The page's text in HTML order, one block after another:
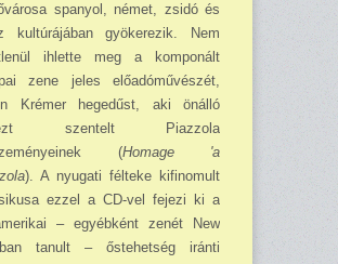
spanyol, német, zsidó és
kultúrájában gyökerezik. Nem
ihlette meg a komponált
zene jeles előadóművészét,
Krémer hegedűst, aki önálló
szentelt Piazzola
(Homage 'a
). A nyugati félteke kifinomult
ezzel a CD-vel fejezi ki a
– egyébként zenét New
tanult – őstehetség iránti